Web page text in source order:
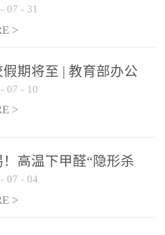
：优吸环保共建健康
居
- 07 - 31
>
假期将至 | 教育部办公
加强学校新建校舍室
质量管理通知
- 07 - 10
>
！高温下甲醛“隐形杀
袭，你的家安全吗？
- 07 - 04
>